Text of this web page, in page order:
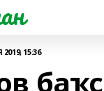
15:36